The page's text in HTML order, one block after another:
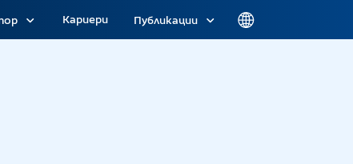
Кариери Публикации